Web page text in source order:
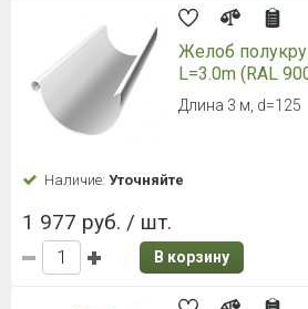
Желоб
L=3.0m (RAL
Длина 3 м, d=125
Наличие: Уточняйте
1 977 руб. / шт.
В корзину